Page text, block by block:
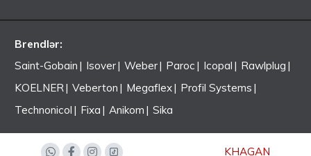
Brendlər:
Saint-Gobain
Isover Weber Paroc Icopal
Rawlplug
KOELNER
Veberton Megaflex
Profil Systems
Technonicol
Fixa Anikom Sika
KHAGAN